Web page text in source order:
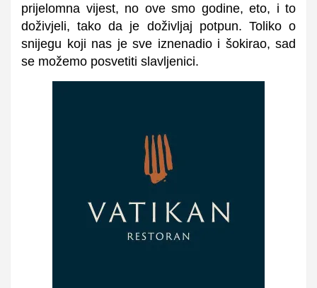
prijelomna vijest, no ove smo godine, eto, i to
doživjeli, tako da je doživljaj potpun. Toliko o
snijegu koji nas je sve iznenadio i šokirao, sad
se možemo posvetiti slavljenici.